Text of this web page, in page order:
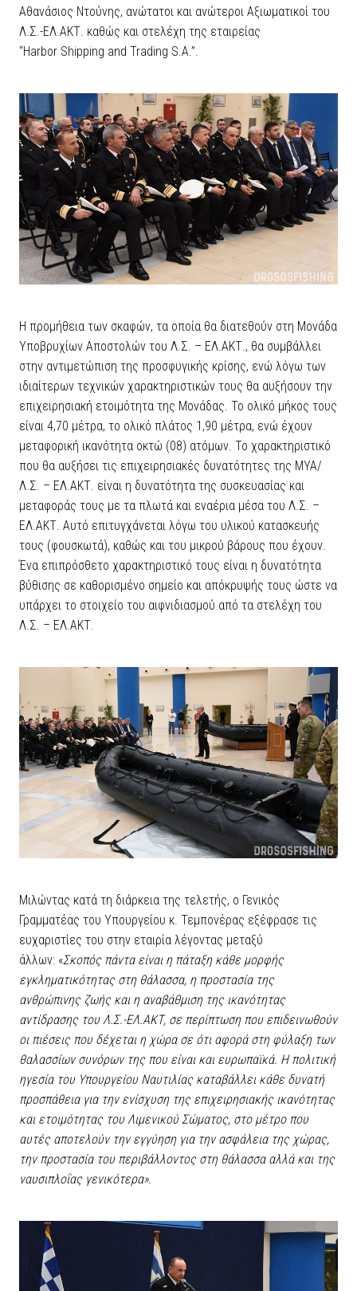
Αθανάσιος Ντούνης, ανώτατοι και ανώτεροι Αξιωματικοί του
Λ.Σ.-ΕΛ.ΑΚΤ. καθώς και στελέχη της εταιρείας
“Harbor Shipping and Trading S.A.”.
Η προμήθεια των σκαφών, τα οποία θα διατεθούν στη Μονάδα
Υποβρυχίων Αποστολών του Λ.Σ. – ΕΛ.ΑΚΤ., θα συμβάλλει
στην αντιμετώπιση της προσφυγικής κρίσης, ενώ λόγω των
ιδιαίτερων τεχνικών χαρακτηριστικών τους θα αυξήσουν την
επιχειρησιακή ετοιμότητα της Μονάδας. Το ολικό μήκος τους
είναι 4,70 μέτρα, το ολικό πλάτος 1,90 μέτρα, ενώ έχουν
μεταφορική ικανότητα οκτώ (08) ατόμων. Το χαρακτηριστικό
που θα αυξήσει τις επιχειρησιακές δυνατότητες της ΜΥΑ/
Λ.Σ. – ΕΛ.ΑΚΤ. είναι η δυνατότητα της συσκευασίας και
μεταφοράς τους με τα πλωτά και εναέρια μέσα του Λ.Σ. –
ΕΛ.ΑΚΤ. Αυτό επιτυγχάνεται λόγω του υλικού κατασκευής
τους (φουσκωτά), καθώς και του μικρού βάρους που έχουν.
Ένα επιπρόσθετο χαρακτηριστικό τους είναι η δυνατότητα
βύθισης σε καθορισμένο σημείο και απόκρυψής τους ώστε να
υπάρχει το στοιχείο του αιφνιδιασμού από τα στελέχη του
Λ.Σ. – ΕΛ.ΑΚΤ.
Μιλώντας κατά τη διάρκεια της τελετής, ο Γενικός
Γραμματέας του Υπουργείου κ. Τεμπονέρας εξέφρασε τις
ευχαριστίες του στην εταιρία λέγοντας μεταξύ
άλλων: «Σκοπός πάντα είναι η πάταξη κάθε μορφής
εγκληματικότητας στη θάλασσα, η προστασία της
ανθρώπινης ζωής και η αναβάθμιση της ικανότητας
αντίδρασης του Λ.Σ.-ΕΛ.ΑΚΤ, σε περίπτωση που επιδεινωθούν
οι πιέσεις που δέχεται η χώρα σε ότι αφορά στη φύλαξη των
θαλασσίων συνόρων της που είναι και ευρωπαϊκά. Η πολιτική
ηγεσία του Υπουργείου Ναυτιλίας καταβάλλει κάθε δυνατή
προσπάθεια για την ενίσχυση της επιχειρησιακής ικανότητας
και ετοιμότητας του Λιμενικού Σώματος, στο μέτρο που
αυτές αποτελούν την εγγύηση για την ασφάλεια της χώρας,
την προστασία του περιβάλλοντος στη θάλασσα αλλά και της
ναυσιπλοΐας γενικότερα».